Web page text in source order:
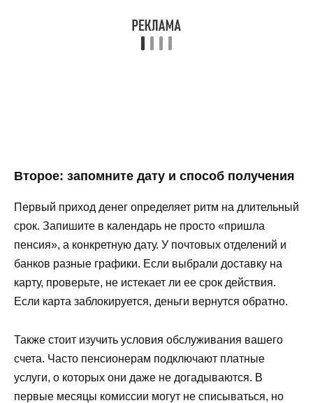
Второе: запомните дату и способ получения
Первый приход денег определяет ритм на длительный
срок. Запишите в календарь не просто «пришла
пенсия», а конкретную дату. У почтовых отделений и
банков разные графики. Если выбрали доставку на
карту, проверьте, не истекает ли ее срок действия.
Если карта заблокируется, деньги вернутся обратно.
Также стоит изучить условия обслуживания вашего
счета. Часто пенсионерам подключают платные
услуги, о которых они даже не догадываются. В
первые месяцы комиссии могут не списываться, но